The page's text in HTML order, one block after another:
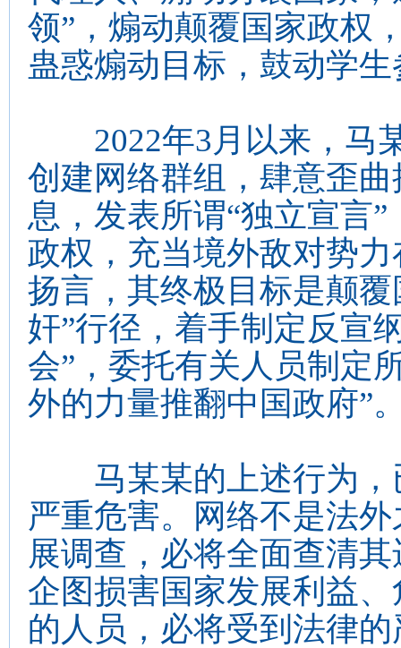
领”，煽动颠覆国家政权
蛊惑煽动目标，鼓动学
2022年3月以来，马
创建网络群组，肆意歪
息，发表所谓“独立宣言
政权，充当境外敌对势
扬言，其终极目标是颠
奸”行径，着手制定反宣
会”，委托有关人员制定
外的力量推翻中国政府”
马某某的上述行为，
严重危害。网络不是法
展调查，必将全面查清
企图损害国家发展利益
的人员，必将受到法律